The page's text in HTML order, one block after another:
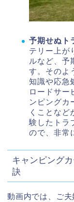
予期せぬト
テリー上が
ルなど、予
す。そのよ
知識や応急
ロードサー
ンピングカ
くことなど
験したトラ
ので、非常
キャンピング
訣
動画内では、ご